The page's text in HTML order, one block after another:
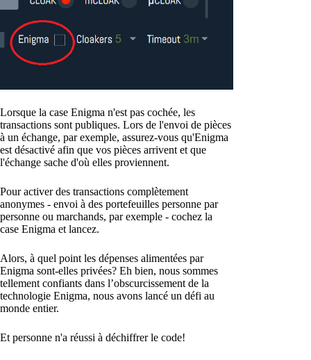
Lorsque la case Enigma n'est pas cochée, les
transactions sont publiques. Lors de l'envoi de pièces
à un échange, par exemple, assurez-vous qu'Enigma
est désactivé afin que vos pièces arrivent et que
l'échange sache d'où elles proviennent.
Pour activer des transactions complètement
anonymes - envoi à des portefeuilles personne par
personne ou marchands, par exemple - cochez la
case Enigma et lancez.
Alors, à quel point les dépenses alimentées par
Enigma sont-elles privées? Eh bien, nous sommes
tellement confiants dans l’obscurcissement de la
technologie Enigma, nous avons lancé un défi au
monde entier.
Et personne n'a réussi à déchiffrer le code!